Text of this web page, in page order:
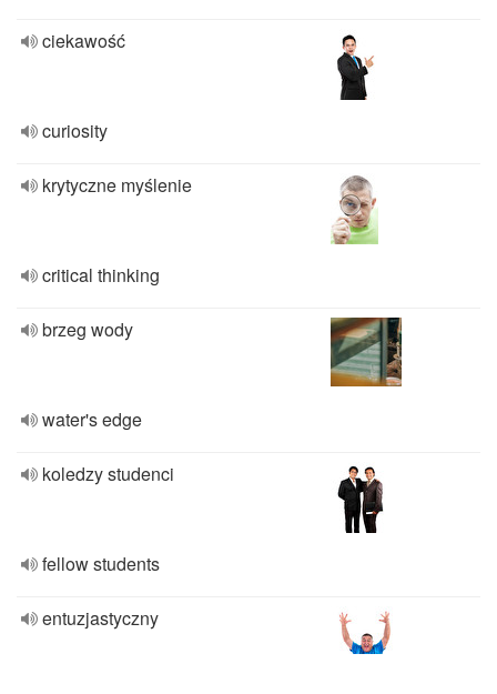
ciekawość
curiosity
krytyczne myślenie
critical thinking
brzeg wody
water's edge
koledzy studenci
fellow students
entuzjastyczny